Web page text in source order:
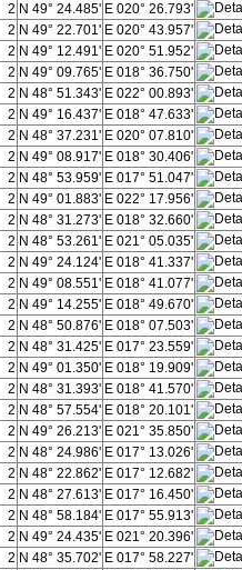
2 N 49° 24.485' E 020° 26.793'
2 N 49° 22.701' E 020° 43.957'
2 N 49° 12.491' E 020° 51.952'
2 N 49° 09.765' E 018° 36.750'
2 N 48° 51.343' E 022° 00.893'
2 N 49° 16.437' E 018° 47.633'
2 N 48° 37.231' E 020° 07.810'
2 N 49° 08.917' E 018° 30.406'
2 N 48° 53.959' E 017° 51.047'
2 N 49° 01.883' E 022° 17.956'
2 N 48° 31.273' E 018° 32.660'
2 N 48° 53.261' E 021° 05.035'
2 N 49° 24.124' E 018° 41.337'
2 N 49° 08.551' E 018° 41.077'
2 N 49° 14.255' E 018° 49.670'
2 N 48° 50.876' E 018° 07.503'
2 N 48° 31.425' E 017° 23.559'
2 N 49° 01.350' E 018° 19.909'
2 N 48° 31.393' E 018° 41.570'
2 N 48° 57.554' E 018° 20.101'
2 N 49° 26.213' E 021° 35.850'
2 N 48° 24.986' E 017° 13.026'
2 N 48° 22.862' E 017° 12.682'
2 N 48° 27.613' E 017° 16.450'
2 N 48° 58.184' E 017° 55.913'
2 N 49° 24.435' E 021° 20.396'
2 N 48° 35.702' E 017° 58.227'